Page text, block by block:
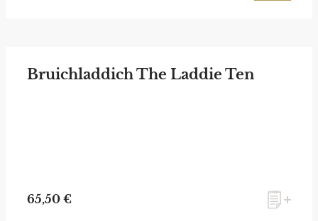
Bruichladdich The Laddie Ten
65,50 €